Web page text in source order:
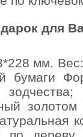
для
мм.
бумаги